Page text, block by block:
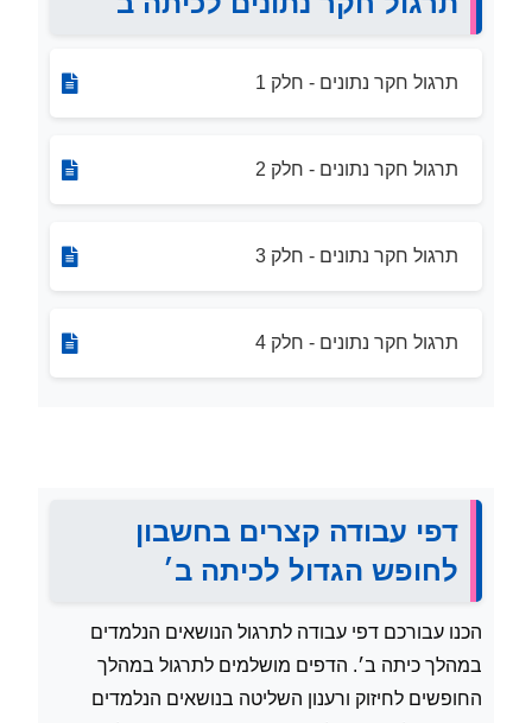
תרגול חקר נתונים - חלק 1
תרגול חקר נתונים - חלק 2
תרגול חקר נתונים - חלק 3
תרגול חקר נתונים - חלק 4
דפי עבודה קצרים בחשבון
לחופש הגדול לכיתה ב׳
הכנו עבורכם דפי עבודה לתרגול הנושאים הנלמדים
במהלך כיתה ב׳. הדפים מושלמים לתרגול במהלך
החופשים לחיזוק ורענון השליטה בנושאים הנלמדים